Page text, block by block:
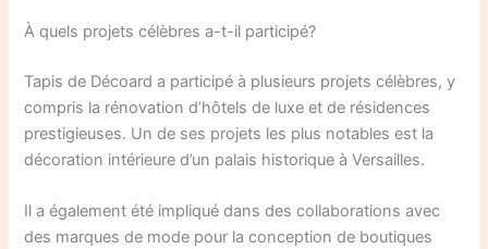
À quels projets célèbres a-t-il participé?
Tapis de Décoard a participé à plusieurs projets célèbres, y
compris la rénovation d’hôtels de luxe et de résidences
prestigieuses. Un de ses projets les plus notables est la
décoration intérieure d’un palais historique à Versailles.
Il a également été impliqué dans des collaborations avec
des marques de mode pour la conception de boutiques